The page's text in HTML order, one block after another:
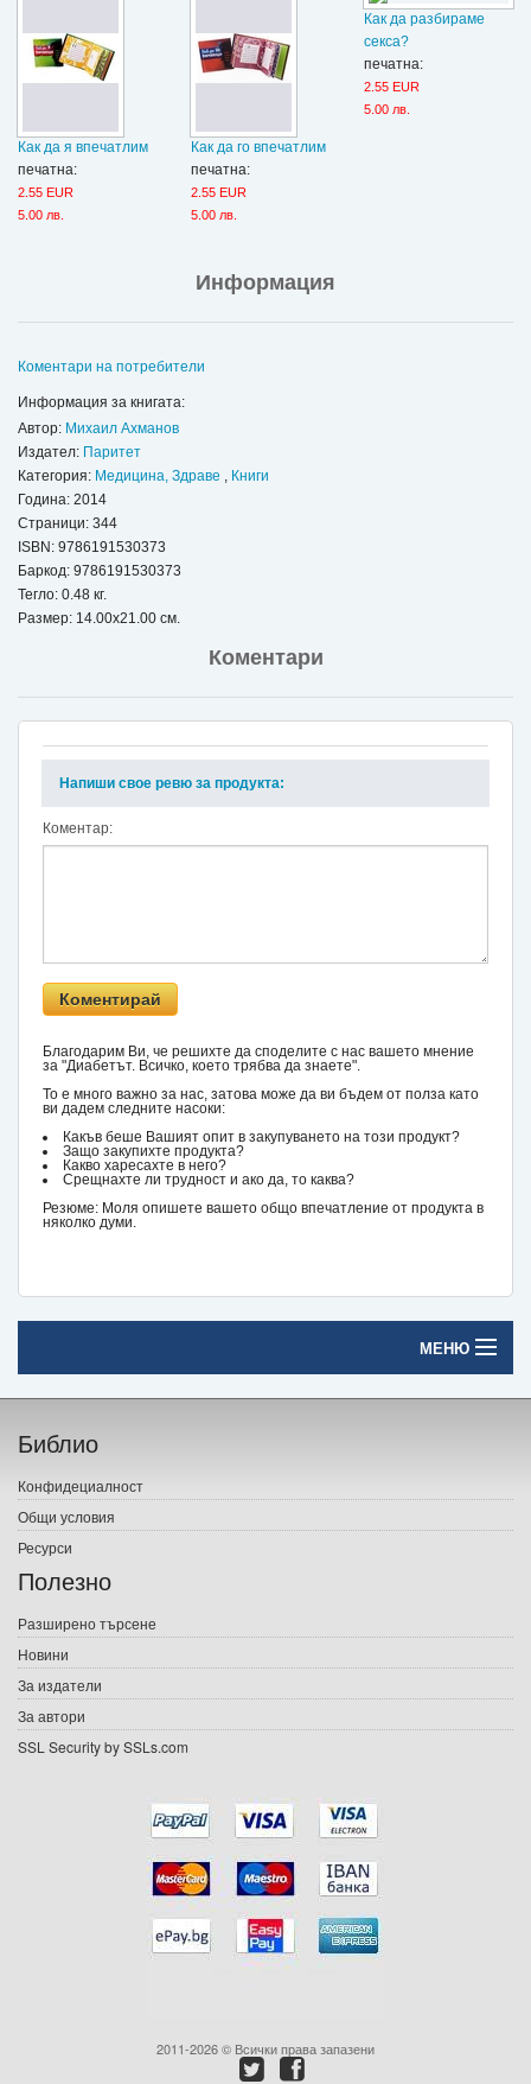
Как да я впечатлим
печатна:
2.55 EUR
5.00 лв.
Как да го впечатлим
печатна:
2.55 EUR
5.00 лв.
Как да разбираме
секса?
печатна:
2.55 EUR
5.00 лв.
Информация
Коментари на потребители
Информация за книгата:
Автор: Михаил Ахманов
Издател: Паритет
Категория: Медицина, Здраве
Книги
Година: 2014
Страници: 344
ISBN: 9786191530373
Баркод: 9786191530373
Тегло: 0.48 кг.
Размер: 14.00x21.00 см.
Коментари
Напиши свое ревю за продукта:
Коментар:
Благодарим Ви, че решихте да споделите с нас вашето мнение
за "Диабетът. Всичко, което трябва да знаете".
То е много важно за нас, затова може да ви бъдем от полза като
ви дадем следните насоки:
Какъв беше Вашият опит в закупуването на този продукт?
Защо закупихте продукта?
Какво харесахте в него?
Срещнахте ли трудност и ако да, то каква?
Резюме: Моля опишете вашето общо впечатление от продукта в
няколко думи.
МЕНЮ
Начало
Печатни книги
Електронни книги
Е-списания
Подаръци
Ваучери
Библио
Конфидециалност
Общи условия
Ресурси
Полезно
Разширено търсене
Новини
За издатели
За автори
SSL Security by SSLs.com
2011-2026 © Всички права запазени